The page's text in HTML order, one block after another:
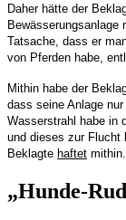
Daher hätte der
Bewässerungsanlage
Tatsache, dass er
von Pferden habe,
Mithin habe der
dass seine Anlage
Wasserstrahl habe in
und dieses zur Flucht
Beklagte haftet mithin.
„Hunde-